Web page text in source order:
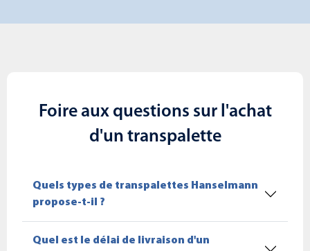
Foire aux questions sur l'achat
d'un transpalette
Quels types de transpalettes Hanselmann
propose-t-il ?
Quel est le délai de livraison d'un